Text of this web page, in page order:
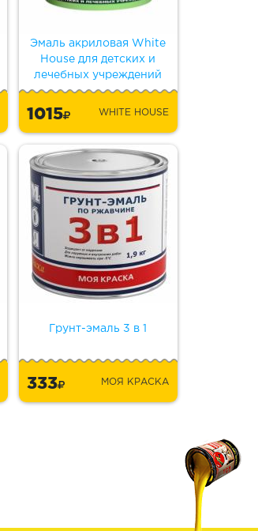
Эмаль акриловая White
House для детских и
лечебных учреждений
1015 WHITE HOUSE
Грунт-эмаль 3 в 1
333 МОЯ КРАСКА